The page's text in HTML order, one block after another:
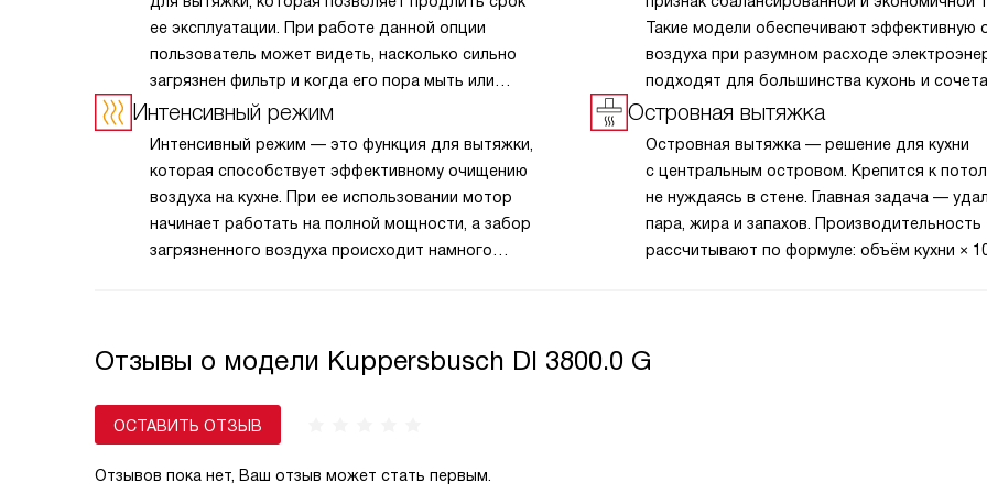
ее эксплуатации. При работе данной опции
пользователь может видеть, насколько сильно
загрязнен фильтр и когда его пора мыть или
заменять. Эта информация отображается
Интенсивный режим
Интенсивный режим — это функция для вытяжки,
которая способствует эффективному очищению
воздуха на кухне. При ее использовании мотор
начинает работать на полной мощности, а забор
загрязненного воздуха происходит намного
от готовящихся продуктов.
Такие модели обеспечивают эффективную
воздуха при разумном расходе
подходят для большинства кухонь и
надёжность с умеренным уровнем шума.
Островная вытяжка
Островная вытяжка — решение для кухни
с центральным островом. Крепится к
не нуждаясь в стене. Главная задача —
пара, жира и запахов. Производительность
рассчитывают по формуле: объём кухни ×
подсветкой и моющимися фильтрами. Такая
Отзывы о модели Kuppersbusch DI 3800.0 G
ОСТАВИТЬ ОТЗЫВ
Отзывов пока нет, Ваш отзыв может стать первым.